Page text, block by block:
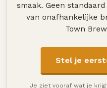
smaak. Geen
van onafhankelijke
Town
Stel je
Je ziet vooraf wat je